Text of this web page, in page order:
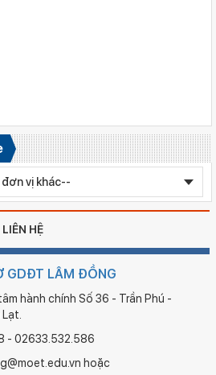
LÊ HUỲNH NHƯ HẬU
LIÊN HỆ
GDĐT LÂM ĐỒNG
hành chính Số 36 - Trần Phú -
- 02633.532.586
hoặc